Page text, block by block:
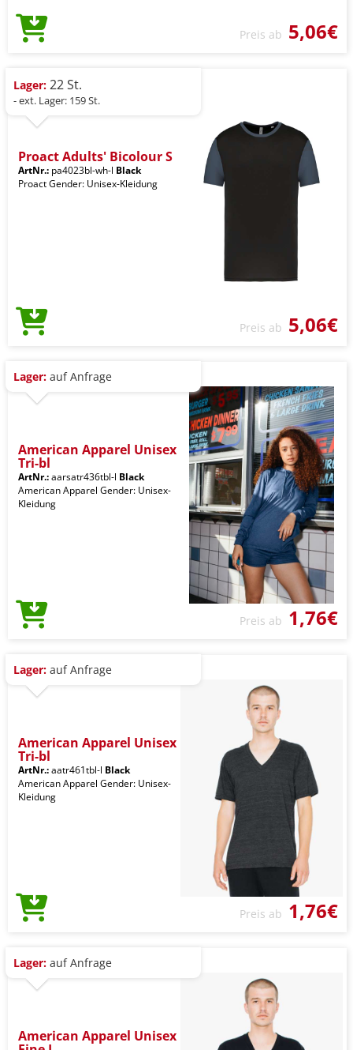
Preis ab 5,06€
Lager: 22 St.
- ext. Lager: 159 St.
Proact Adults' Bicolour S
ArtNr.: pa4023bl-wh-l Black
Proact Gender: Unisex-Kleidung
Preis ab 5,06€
Lager: auf Anfrage
American Apparel Unisex
Tri-bl
ArtNr.:aarsatr436tbl-l Black
American Apparel Gender: Unisex-
Kleidung
Preis ab 1,76€
Lager: auf Anfrage
American Apparel Unisex
Tri-bl
ArtNr.:aatr461tbl-l Black
American Apparel Gender: Unisex-
Kleidung
Preis ab 1,76€
Lager: auf Anfrage
American Apparel Unisex